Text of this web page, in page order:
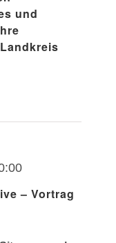
und
– Vortrag